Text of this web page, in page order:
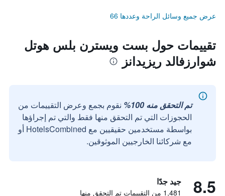
عرض جميع وسائل الراحة وعددها 66
تقييمات حول بست ويسترن بلس هوتل
شوارزفالد ريزيدانز
تم التحقق منه 100%
نقوم بجمع وعرض التقييمات من
الحجوزات التي تم التحقق منها فقط والتي تم إجراؤها
بواسطة مستخدمين حقيقيين مع HotelsCombined أو
مع شركائنا الخارجيين الموثوقين.
8.5 جيد جدًا
1,481 من التقييمات تم التحقق منها